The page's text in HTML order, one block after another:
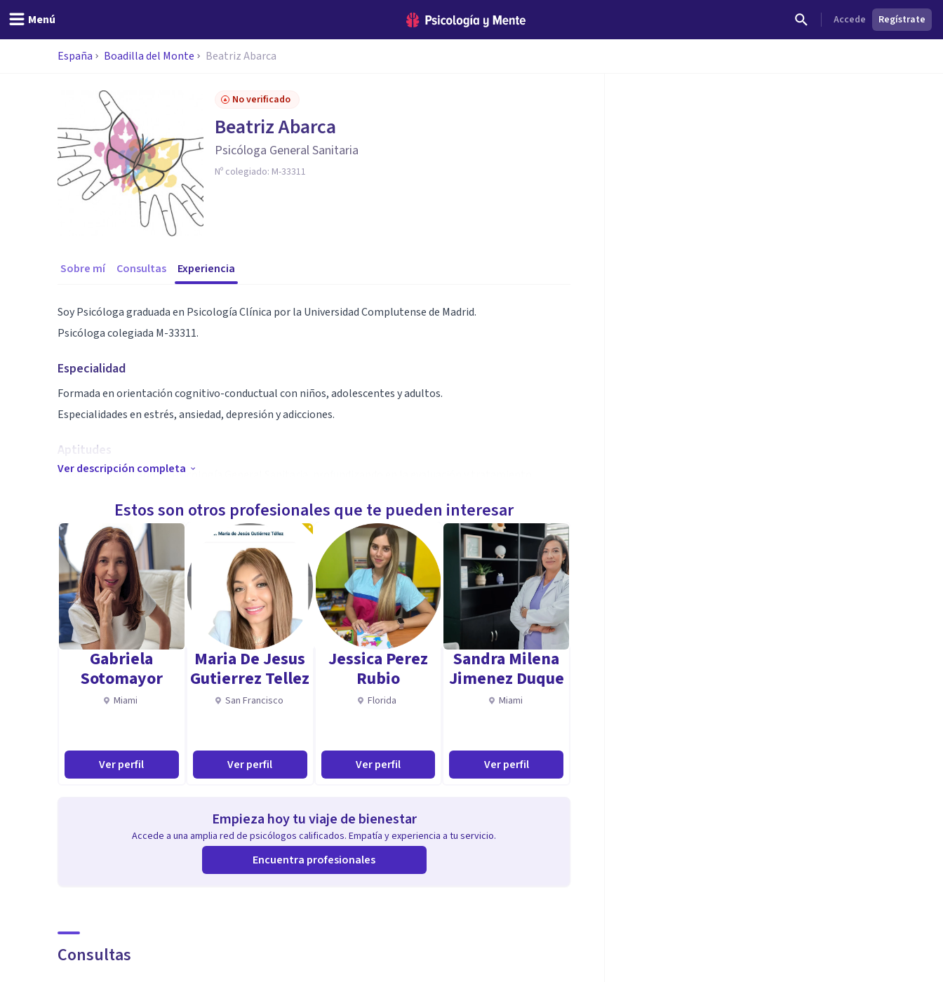
Menú Accede Regístrate
España Boadilla del Monte Beatriz Abarca
No verificado
Beatriz Abarca
Psicóloga General Sanitaria
Nº colegiado: M-33311
Sobre mí Consultas Experiencia
Soy Psicóloga graduada en Psicología Clínica por la Universidad Complutense de Madrid.
Psicóloga colegiada M-33311.
Especialidad
Formada en orientación cognitivo-conductual con niños, adolescentes y adultos.
Especialidades en estrés, ansiedad, depresión y adicciones.
Aptitudes
Máster Universitario en Psicología General Sanitaria, profundizando en la evaluación y tratamiento
Máster Universitario en Psicofarmacología y Drogas de Abuso (UCM).
Formación especializada en Atención Psicológica Telemática Inmediata (UCM).
Ver descripción completa
Estos son otros profesionales que te pueden interesar
Gabriela
Sotomayor
Miami
Ver perfil
Maria De Jesus
Gutierrez Tellez
San Francisco
Ver perfil
Jessica Perez
Rubio
Florida
Ver perfil
Sandra Milena
Jimenez Duque
Miami
Ver perfil
Empieza hoy tu viaje de bienestar
Accede a una amplia red de psicólogos calificados. Empatía y experiencia a tu servicio.
Encuentra profesionales
Consultas